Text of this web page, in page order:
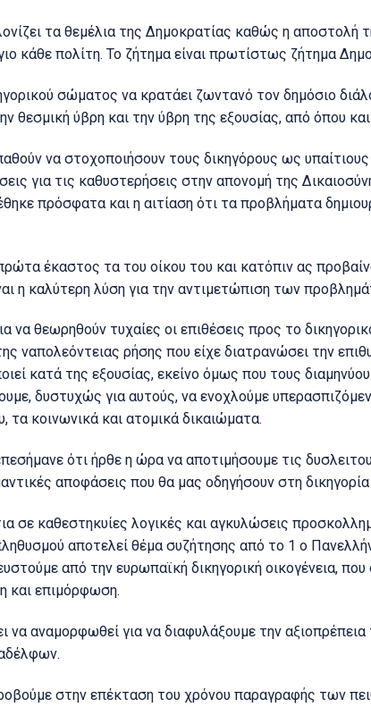
τα θεμέλια της Δημοκρατίας καθώς η αποστολή
κάθε πολίτη. Το ζήτημα είναι πρωτίστως ζήτημα
σώματος να κρατάει ζωντανό τον δημόσιο
θεσμική ύβρη και την ύβρη της εξουσίας, από όπου
να στοχοποιήσουν τους δικηγόρους ως υπαίτιους
για τις καθυστερήσεις στην απονομή της
πρόσφατα και η αιτίαση ότι τα προβλήματα
έκαστος τα του οίκου του και κατόπιν ας
η καλύτερη λύση για την αντιμετώπιση των
να θεωρηθούν τυχαίες οι επιθέσεις προς το
ναπολεόντειας ρήσης που είχε διατρανώσει την
κατά της εξουσίας, εκείνο όμως που τους
δυστυχώς για αυτούς, να ενοχλούμε
τα κοινωνικά και ατομικά δικαιώματα.
ότι ήρθε η ώρα να αποτιμήσουμε τις
αποφάσεις που θα μας οδηγήσουν στη
σε καθεστηκυίες λογικές και αγκυλώσεις
αποτελεί θέμα συζήτησης από το 1 ο
από την ευρωπαϊκή δικηγορική οικογένεια,
και επιμόρφωση.
να αναμορφωθεί για να διαφυλάξουμε την
στην επέκταση του χρόνου παραγραφής των